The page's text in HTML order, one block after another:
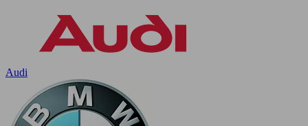
Audi